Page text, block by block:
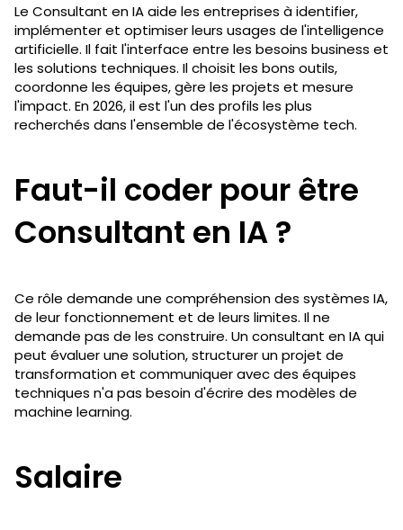
Le Consultant en IA aide les entreprises à identifier,
implémenter et optimiser leurs usages de l'intelligence
artificielle. Il fait l'interface entre les besoins business et
les solutions techniques. Il choisit les bons outils,
coordonne les équipes, gère les projets et mesure
l'impact. En 2026, il est l'un des profils les plus
recherchés dans l'ensemble de l'écosystème tech.
Faut-il coder pour être
Consultant en IA ?
Ce rôle demande une compréhension des systèmes IA,
de leur fonctionnement et de leurs limites. Il ne
demande pas de les construire. Un consultant en IA qui
peut évaluer une solution, structurer un projet de
transformation et communiquer avec des équipes
techniques n'a pas besoin d'écrire des modèles de
machine learning.
Salaire